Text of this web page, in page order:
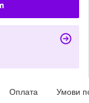
Оплата Умови